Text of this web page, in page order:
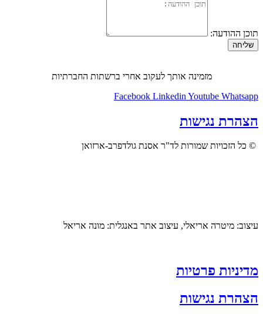
תוכן ההודעה:
שליחה
מזמינה אותך לעקוב אחרי ברשתות החברתיות
Facebook Linkedin Youtube Whatsapp
הצהרת נגישות
© כל הזכויות שמורות לד"ר אסנת גולדפרב-ארזואן
עיצוב: מיטרה אריאלי, עיצוב אתר באנגלית: מונה אריאל
מדיניות פרטיות
הצהרת נגישות